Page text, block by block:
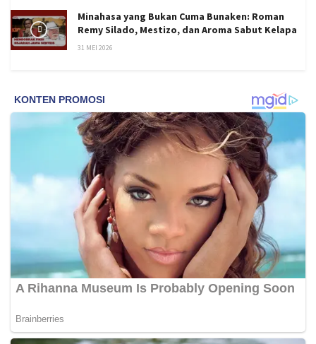
Minahasa yang Bukan Cuma Bunaken: Roman
Remy Silado, Mestizo, dan Aroma Sabut Kelapa
31 MEI 2026